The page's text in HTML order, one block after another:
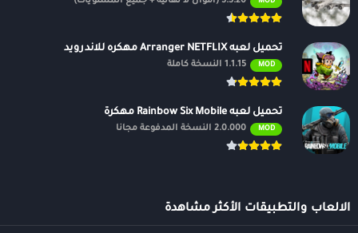
تحميل لعبه Arranger NETFLIX مهكره للاندرويد
MOD 1.1.15 النسخة كاملة
تحميل لعبه Rainbow Six Mobile مهكرة
MOD 2.0.000 النسخة المدفوعة مجانًا
الالعاب والتطبيقات الأكثر مشاهدة